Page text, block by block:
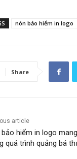
nón bảo hiểm in logo
Share
article
bảo hiểm in logo
quá trình quảng bá